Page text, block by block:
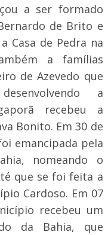
a ser formado
de Brito e
Casa de Pedra na
a famílias
de Azevedo que
a
recebeu a
Bonito. Em 30 de
emancipada pela
nomeando o
que se foi feita a
Cardoso. Em 07
recebeu um
da Bahia, que